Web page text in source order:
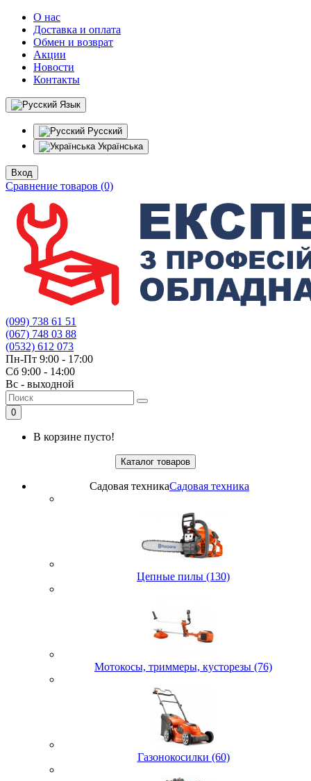
О нас
Доставка и оплата
Обмен и возврат
Акции
Новости
Контакты
Язык
Русский
Українська
Вход
Сравнение товаров (0)
(099) 738 61 51
(067) 748 03 88
(0532) 612 073
Пн-Пт 9:00 - 17:00
Сб 9:00 - 14:00
Вс - выходной
0
В корзине пусто!
Каталог товаров
Садовая техникаСадовая техника
Цепные пилы (130)
Мотокосы, триммеры, кусторезы (76)
Газонокосилки (60)